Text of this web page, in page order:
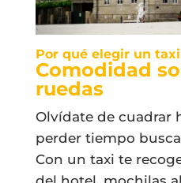
Por qué elegir un
Comodidad
ruedas
Olvídate de cuadrar
perder tiempo
Con un taxi te